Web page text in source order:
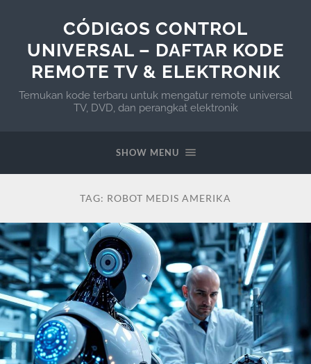
CÓDIGOS CONTROL
UNIVERSAL – DAFTAR KODE
REMOTE TV & ELEKTRONIK
Temukan kode terbaru untuk mengatur remote universal
TV, DVD, dan perangkat elektronik
SHOW MENU
TAG: ROBOT MEDIS AMERIKA